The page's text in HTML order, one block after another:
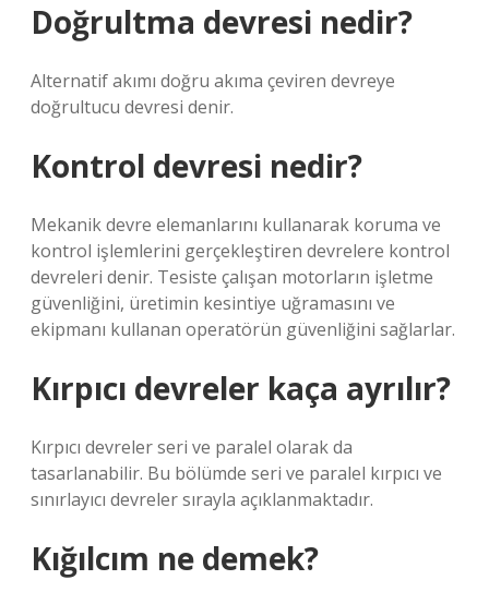
Doğrultma devresi nedir?
Alternatif akımı doğru akıma çeviren devreye
doğrultucu devresi denir.
Kontrol devresi nedir?
Mekanik devre elemanlarını kullanarak koruma ve
kontrol işlemlerini gerçekleştiren devrelere kontrol
devreleri denir. Tesiste çalışan motorların işletme
güvenliğini, üretimin kesintiye uğramasını ve
ekipmanı kullanan operatörün güvenliğini sağlarlar.
Kırpıcı devreler kaça ayrılır?
Kırpıcı devreler seri ve paralel olarak da
tasarlanabilir. Bu bölümde seri ve paralel kırpıcı ve
sınırlayıcı devreler sırayla açıklanmaktadır.
Kığılcım ne demek?